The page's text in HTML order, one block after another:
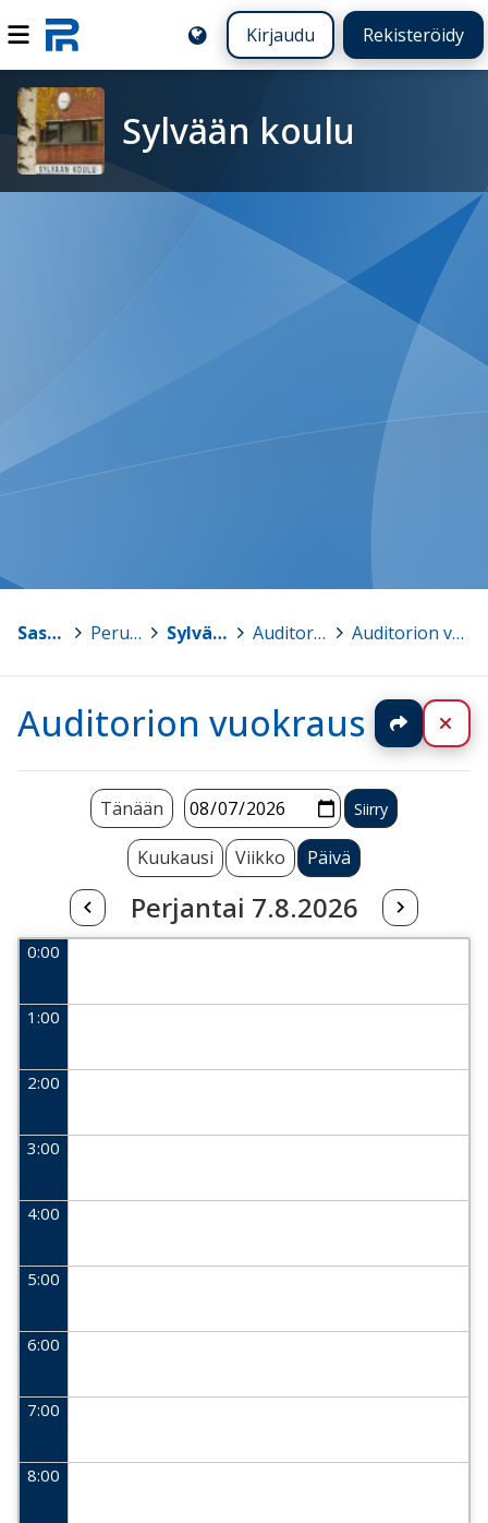
Kirjaudu Rekisteröidy
Sylvään koulu
Sastamala Peruskoulut Sylvään koulu Auditorion varaus > Auditorion vuokraus
Auditorion vuokraus Jaa
Kuukausi Viikko Päivä
Perjantai 7.8.2026
Tänään
0:00
1:00
2:00
3:00
4:00
5:00
6:00
7:00
8:00